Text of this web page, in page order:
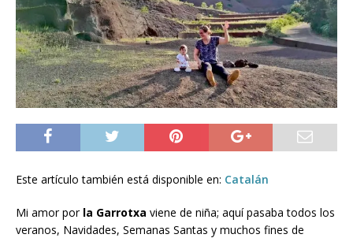
Este artículo también está disponible en: Catalán
Mi amor por la Garrotxa viene de niña; aquí pasaba todos los
veranos, Navidades, Semanas Santas y muchos fines de